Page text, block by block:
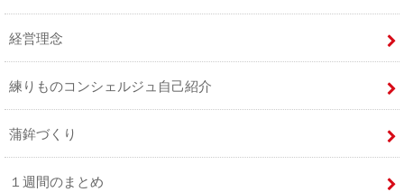
経営理念
練りものコンシェルジュ自己紹介
蒲鉾づくり
１週間のまとめ